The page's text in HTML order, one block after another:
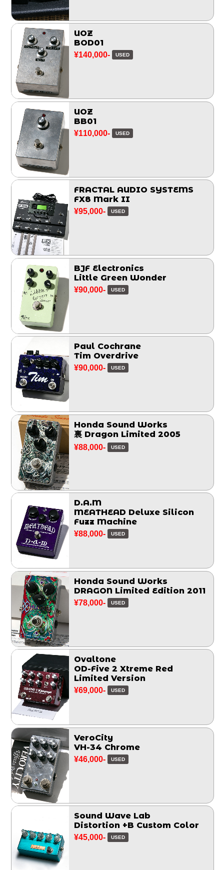
UOZ
BOD01
¥140,000- USED
UOZ
BB01
¥110,000- USED
FRACTAL AUDIO SYSTEMS
FX8 Mark II
¥95,000- USED
BJF Electronics
Little Green Wonder
¥90,000- USED
Paul Cochrane
Tim Overdrive
¥90,000- USED
Honda Sound Works
裏 Dragon Limited 2005
¥88,000- USED
D.A.M
MEATHEAD Deluxe Silicon
Fuzz Machine
¥88,000- USED
Honda Sound Works
DRAGON Limited Edition 2011
¥78,000- USED
Ovaltone
OD-Five 2 Xtreme Red
Limited Version
¥69,000- USED
VeroCity
VH-34 Chrome
¥46,000- USED
Sound Wave Lab
Distortion +B Custom Color
¥45,000- USED